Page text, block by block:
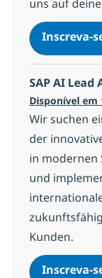
uns auf
Inscreva-
SAP AI
Disponível em
Wir suchen
der
in modernen
und
Kunden.
Inscreva-